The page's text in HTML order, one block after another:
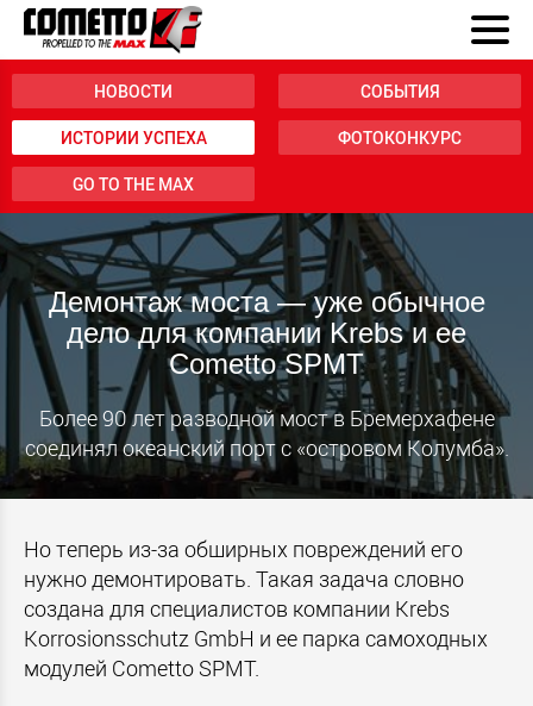
НОВОСТИ СОБЫТИЯ
ИСТОРИИ УСПЕХА ФОТОКОНКУРС
GO TO THE MAX
Демонтаж моста — уже обычное
дело для компании Krebs и ее
Cometto SPMT
Более 90 лет разводной мост в Бремерхафене
соединял океанский порт с «островом Колумба».
Но теперь из-за обширных повреждений его
нужно демонтировать. Такая задача словно
создана для специалистов компании Krebs
Korrosionsschutz GmbH и ее парка самоходных
модулей Cometto SPMT.